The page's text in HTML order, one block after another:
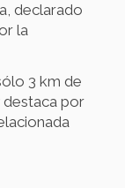
declarado
la
3 km de
destaca por